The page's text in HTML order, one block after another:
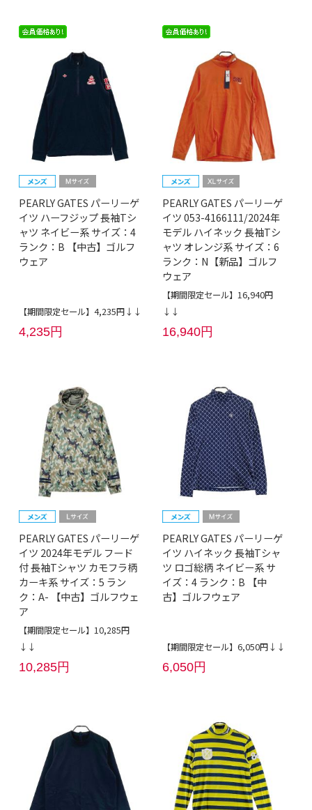
PEARLY GATES パーリーゲ
イツ ハーフジップ 長袖Tシ
ャツ ネイビー系 サイズ：4
ランク：B 【中古】ゴルフ
ウェア
【期間限定セール】4,235円↓↓
4,235円
PEARLY GATES パーリーゲ
イツ 053-4166111/2024年
モデル ハイネック 長袖Tシ
ャツ オレンジ系 サイズ：6
ランク：N【新品】ゴルフ
ウェア
【期間限定セール】16,940円
↓↓
16,940円
PEARLY GATES パーリーゲ
イツ 2024年モデル フード
付 長袖Tシャツ カモフラ柄
カーキ系 サイズ：5 ラン
ク：A- 【中古】ゴルフウェ
ア
【期間限定セール】10,285円
↓↓
10,285円
PEARLY GATES パーリーゲ
イツ ハイネック 長袖Tシャ
ツ ロゴ総柄 ネイビー系 サ
イズ：4 ランク：B 【中
古】ゴルフウェア
【期間限定セール】6,050円↓↓
6,050円